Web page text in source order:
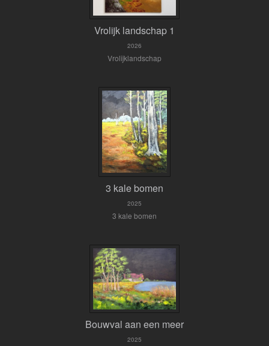
Vrolijk landschap 1
2026
Vrolijklandschap
3 kale bomen
2025
3 kale bomen
Bouwval aan een meer
2025